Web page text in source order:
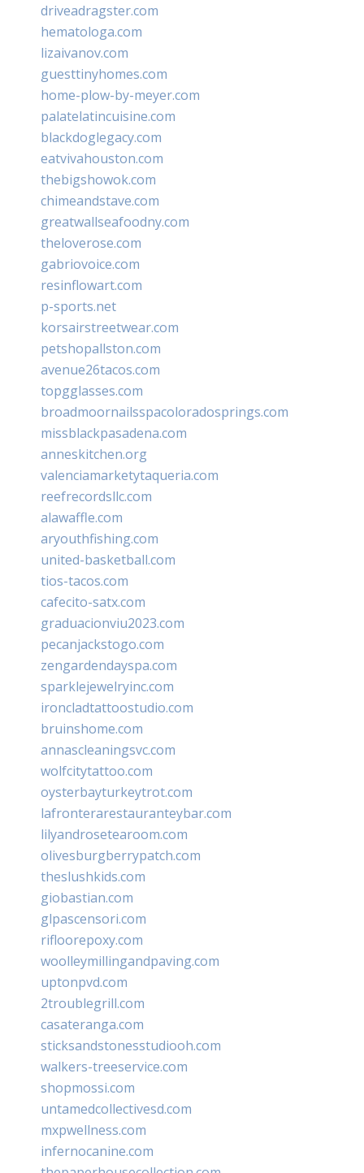
driveadragster.com
hematologa.com
lizaivanov.com
guesttinyhomes.com
home-plow-by-meyer.com
palatelatincuisine.com
blackdoglegacy.com
eatvivahouston.com
thebigshowok.com
chimeandstave.com
greatwallseafoodny.com
theloverose.com
gabriovoice.com
resinflowart.com
p-sports.net
korsairstreetwear.com
petshopallston.com
avenue26tacos.com
topgglasses.com
broadmoornailsspacoloradosprings.com
missblackpasadena.com
anneskitchen.org
valenciamarketytaqueria.com
reefrecordsllc.com
alawaffle.com
aryouthfishing.com
united-basketball.com
tios-tacos.com
cafecito-satx.com
graduacionviu2023.com
pecanjackstogo.com
zengardendayspa.com
sparklejewelryinc.com
ironcladtattoostudio.com
bruinshome.com
annascleaningsvc.com
wolfcitytattoo.com
oysterbayturkeytrot.com
lafronterarestauranteybar.com
lilyandrosetearoom.com
olivesburgberrypatch.com
theslushkids.com
giobastian.com
glpascensori.com
rifloorepoxy.com
woolleymillingandpaving.com
uptonpvd.com
2troublegrill.com
casateranga.com
sticksandstonesstudiooh.com
walkers-treeservice.com
shopmossi.com
untamedcollectivesd.com
mxpwellness.com
infernocanine.com